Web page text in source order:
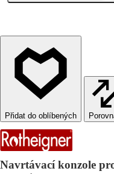
Navrtávací konzole